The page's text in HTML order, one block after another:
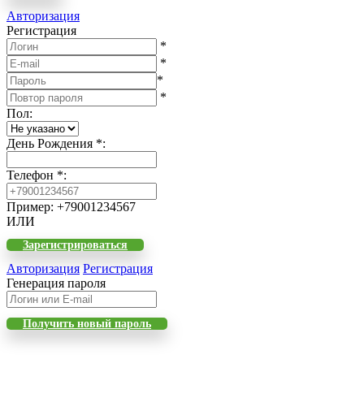
Авторизация
Регистрация
*
*
*
*
Пол:
День Рождения *:
Телефон *:
Пример: +79001234567
ИЛИ
Зарегистрироваться
Авторизация Регистрация
Генерация пароля
Получить новый пароль